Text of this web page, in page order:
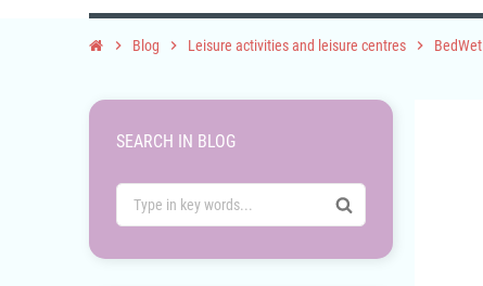
chevron_right Blog chevron_right Leisure activities and leisure centres chevron_right
SEARCH IN BLOG